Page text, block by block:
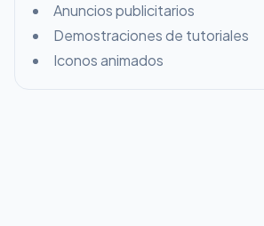
Anuncios publicitarios
Demostraciones de tutoriales
Iconos animados